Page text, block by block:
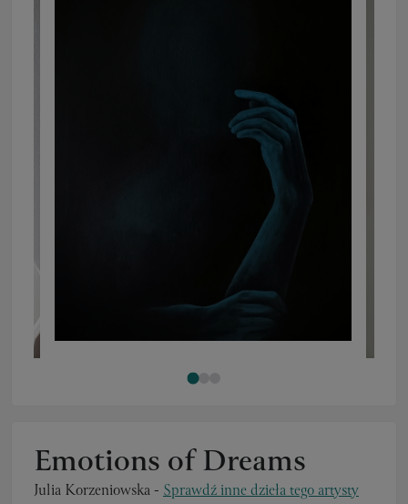
Emotions of Dreams
Julia Korzeniowska- Sprawdź inne dzieła tego artysty